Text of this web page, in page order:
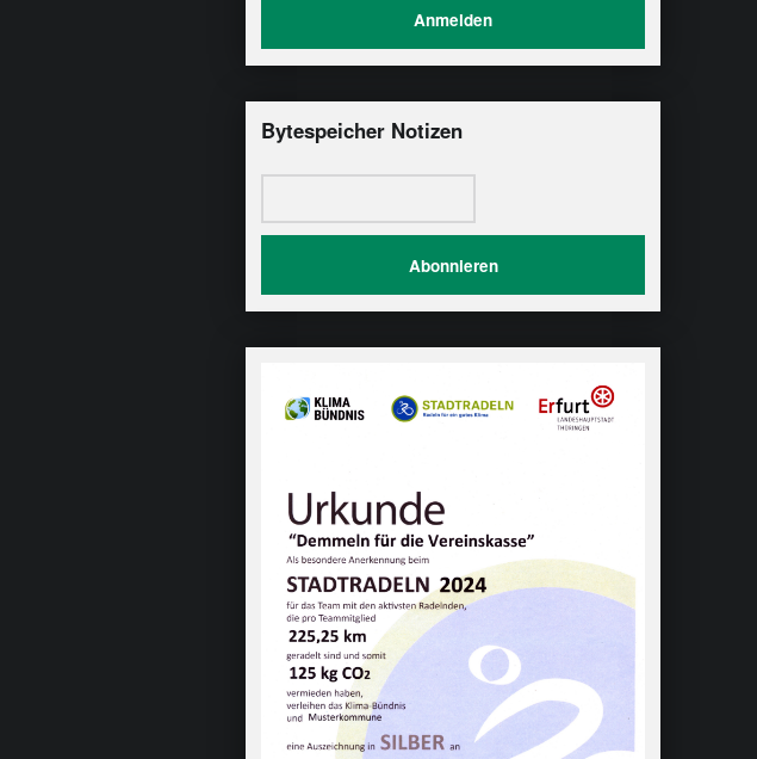
Bytespeicher Notizen